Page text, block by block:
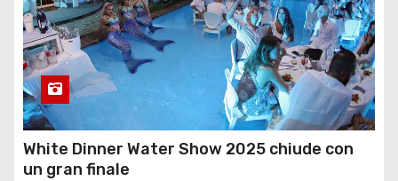
White Dinner Water Show 2025 chiude con
un gran finale